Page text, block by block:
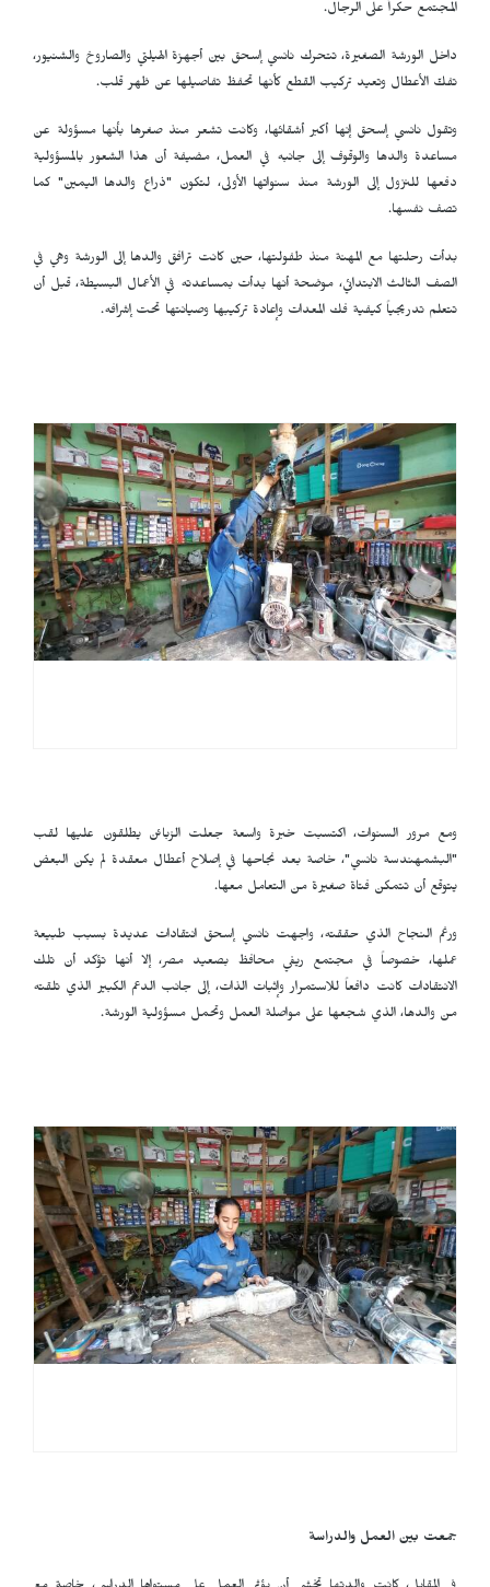
المجتمع حكراً على الرجال.
داخل الورشة الصغيرة، تتحرك نانسي إسحق بين أجهزة الهيلتي والصاروخ والشنيور،
تفكّ الأعطال وتعيد تركيب القطع كأنها تحفظ تفاصيلها عن ظهر قلب.
وتقول نانسي إسحق إنها أكبر أشقائها، وكانت تشعر منذ صغرها بأنها مسؤولة عن
مساعدة والدها والوقوف إلى جانبه في العمل، مضيفة أن هذا الشعور بالمسؤولية
دفعها للنزول إلى الورشة منذ سنواتها الأولى، لتكون "ذراع والدها اليمين" كما
تصف نفسها.
بدأت رحلتها مع المهنة منذ طفولتها، حين كانت ترافق والدها إلى الورشة وهي في
الصف الثالث الابتدائي، موضحة أنها بدأت بمساعدته في الأعمال البسيطة، قبل أن
تتعلم تدريجياً كيفية فك المعدات وإعادة تركيبها وصيانتها تحت إشرافه.
ومع مرور السنوات، اكتسبت خبرة واسعة جعلت الزبائن يطلقون عليها لقب
"البشمهندسة نانسي"، خاصة بعد نجاحها في إصلاح أعطال معقدة لم يكن البعض
يتوقع أن تتمكن فتاة صغيرة من التعامل معها.
ورغم النجاح الذي حققته، واجهت نانسي إسحق انتقادات عديدة بسبب طبيعة
عملها، خصوصاً في مجتمع ريفي محافظ بصعيد مصر، إلا أنها تؤكد أن تلك
الانتقادات كانت دافعاً للاستمرار وإثبات الذات، إلى جانب الدعم الكبير الذي تلقته
من والدها، الذي شجعها على مواصلة العمل وتحمل مسؤولية الورشة.
جمعت بين العمل والدراسة